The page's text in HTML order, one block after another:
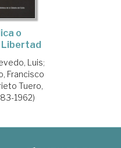
o
Libertad
Luis;
Francisco
Tuero,
1962)